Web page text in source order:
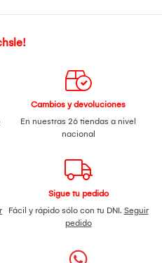
Cambios y devoluciones
En nuestras 26 tiendas a nivel
nacional
Sigue tu pedido
Fácil y rápido sólo con tu DNI. Seguir
pedido